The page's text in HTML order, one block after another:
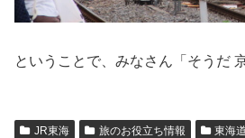
ということで、みなさん「そうだ
JR東海 旅のお役立ち情報 東海